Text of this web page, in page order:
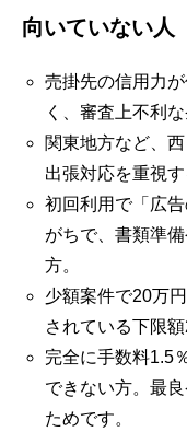
向いていない人
売掛先の信用力
く、審査上不利な
関東地方など、
出張対応を重視す
初回利用で「広
がちで、書類準
方。
少額案件で20万
されている下限
完全に手数料1.5
できない方。最
ためです。